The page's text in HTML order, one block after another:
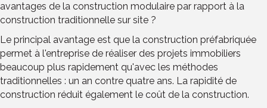
avantages de la construction modulaire par rapport à la
construction traditionnelle sur site ?
Le principal avantage est que la construction préfabriquée
permet à l'entreprise de réaliser des projets immobiliers
beaucoup plus rapidement qu'avec les méthodes
traditionnelles : un an contre quatre ans. La rapidité de
construction réduit également le coût de la construction.